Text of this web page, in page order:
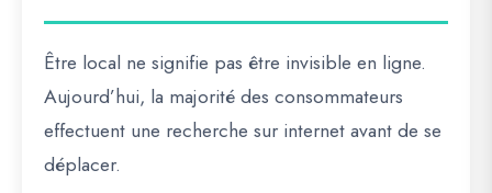
Être local ne signifie pas être invisible en ligne.
Aujourd’hui, la majorité des consommateurs
effectuent une recherche sur internet avant de se
déplacer.